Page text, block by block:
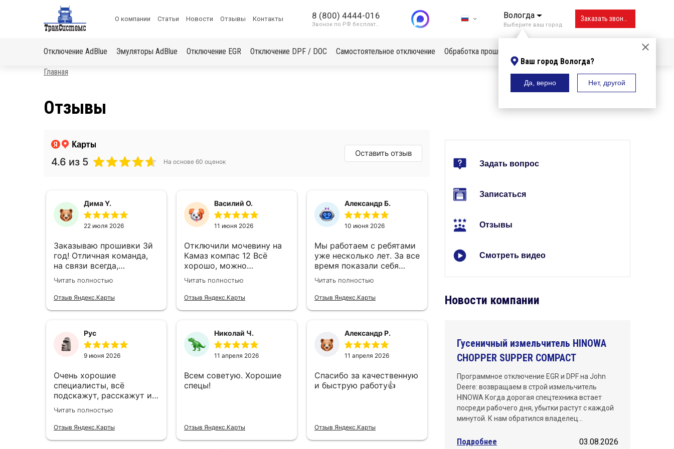
Меню
шапке
О компании Статьи Новости Отзывы Контакты 8 (800) 4444-016
Звонок по РФ бесплатный
Вологда
Выберите ваш город
Ваш город Вологда?
Да, верно Нет, другой
Владивосток
Ижевск
Краснодар
Новосибирск
Омск
Пермь
Ростов-на-Дону
Основная
Отключение AdBlue Эмуляторы AdBlue Отключение EGR Отключение DPF / DOC Самостоятельное отключение Обработка прошивок
Строка
Главная
Отзывы
4.6 из 5 На основе 60 оценок
Оставить отзыв
Дима Y.
22 июля 2026
Заказываю прошивки 3й
год! Отличная команда,
на связи всегда,
оперативно отвечают!
Качественные прошивки!!!
Предоставляют скидки!!!
Читать полностью
Отзыв Яндекс.Карты
Василий О.
11 июня 2026
Отключили мочевину на
Камаз компас 12 Всё
хорошо, можно
обращаться
Читать полностью
Отзыв Яндекс.Карты
Александр Б.
10 июня 2026
Мы работаем с ребятами
уже несколько лет. За все
время показали себя
грамотными
специалистами в области
программирования.
оплаты. Так держать! При
сегодняшней обстановке
в бизнесе очень
Удачи и процветания!
Читать полностью
Отзыв Яндекс.Карты
Рус
9 июня 2026
Очень хорошие
специалисты, всё
подскажут, расскажут и
дадут совет , очень
понравилось отношение к
работе, всё супер,
Читать полностью
Отзыв Яндекс.Карты
Николай Ч.
11 апреля 2026
Всем советую. Хорошие
спецы!
Отзыв Яндекс.Карты
Александр Р.
11 апреля 2026
Спасибо за качественную
и быструю работу👍
Отзыв Яндекс.Карты
Задать вопрос
Записаться
Отзывы
Смотреть видео
Новости компании
Гусеничный измельчитель HINOWA
CHOPPER SUPPER COMPACT
Программное отключение EGR и DPF на John
Deere: возвращаем в строй измельчитель
HINOWA Когда дорогая спецтехника встает
посреди рабочего дня, убытки растут с каждой
минутой. К нам обратился владелец…
Подробнее 03.08.2026
ХОЧЕШЬ ПОДАРОК?
«Получи скидку на отключение автомобиля»